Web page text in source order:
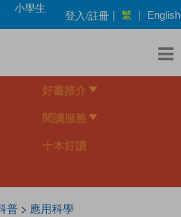
小學生
登入/註冊 | 繁 | English
好書推介
閱讀服務
十本好讀
普> 應用科學